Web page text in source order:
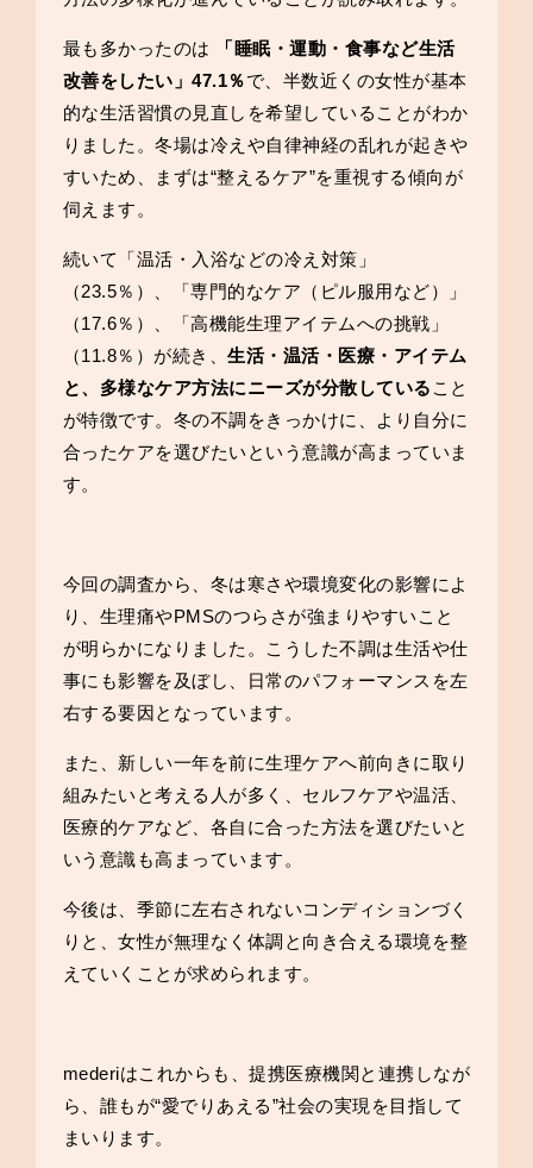
最も多かったのは
「睡眠・運動・食事など生活
改善をしたい」47.1％で、半数近くの女性が基本
的な生活習慣の見直しを希望していることがわか
りました。冬場は冷えや自律神経の乱れが起きや
すいため、まずは“整えるケア”を重視する傾向が
伺えます。
続いて「温活・入浴などの冷え対策」
（23.5％）、「専門的なケア（ピル服用など）」
（17.6％）、「高機能生理アイテムへの挑戦」
（11.8％）が続き、 生活・温活・医療・アイテム
と、多様なケア方法にニーズが分散している こと
が特徴です。冬の不調をきっかけに、より自分に
合ったケアを選びたいという意識が高まっていま
す。
今回の調査から、冬は寒さや環境変化の影響によ
り、生理痛やPMSのつらさが強まりやすいこと
が明らかになりました。こうした不調は生活や仕
事にも影響を及ぼし、日常のパフォーマンスを左
右する要因となっています。
また、新しい一年を前に生理ケアへ前向きに取り
組みたいと考える人が多く、セルフケアや温活、
医療的ケアなど、各自に合った方法を選びたいと
いう意識も高まっています。
今後は、季節に左右されないコンディションづく
りと、女性が無理なく体調と向き合える環境を整
えていくことが求められます。
mederiはこれからも、提携医療機関と連携しなが
ら、誰もが“愛でりあえる”社会の実現を目指して
まいります。